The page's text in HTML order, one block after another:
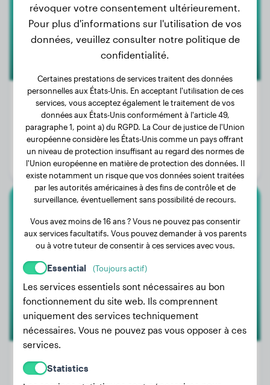
Poids:
19 kg
2 ans, 5 mois
Genre:
Femelle
Deebo
1
révoquer votre consentement ultérieurement.
Pour plus d'informations sur l'utilisation de vos
données, veuillez consulter notre politique de
confidentialité.
Certaines prestations de services traitent des données
personnelles aux États-Unis. En acceptant l'utilisation de ces
services, vous acceptez également le traitement de vos
données aux États-Unis conformément à l'article 49,
paragraphe 1, point a) du RGPD. La Cour de justice de l'Union
européenne considère les États-Unis comme un pays offrant
un niveau de protection insuffisant au regard des normes de
l'Union européenne en matière de protection des données. Il
existe notamment un risque que vos données soient traitées
par les autorités américaines à des fins de contrôle et de
surveillance, éventuellement sans possibilité de recours.
Vous avez moins de 16 ans ? Vous ne pouvez pas consentir
aux services facultatifs. Vous pouvez demander à vos parents
ou à votre tuteur de consentir à ces services avec vous.
Essential (Toujours actif)
Les services essentiels sont nécessaires au bon
fonctionnement du site web. Ils comprennent
uniquement des services techniquement
nécessaires. Vous ne pouvez pas vous opposer à ces
services.
Statistics